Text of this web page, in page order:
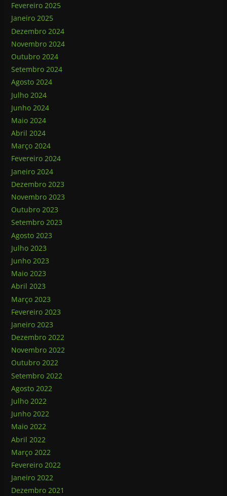
Fevereiro 2025
Janeiro 2025
Dezembro 2024
Novembro 2024
Outubro 2024
Setembro 2024
Agosto 2024
Julho 2024
Junho 2024
Maio 2024
Abril 2024
Março 2024
Fevereiro 2024
Janeiro 2024
Dezembro 2023
Novembro 2023
Outubro 2023
Setembro 2023
Agosto 2023
Julho 2023
Junho 2023
Maio 2023
Abril 2023
Março 2023
Fevereiro 2023
Janeiro 2023
Dezembro 2022
Novembro 2022
Outubro 2022
Setembro 2022
Agosto 2022
Julho 2022
Junho 2022
Maio 2022
Abril 2022
Março 2022
Fevereiro 2022
Janeiro 2022
Dezembro 2021